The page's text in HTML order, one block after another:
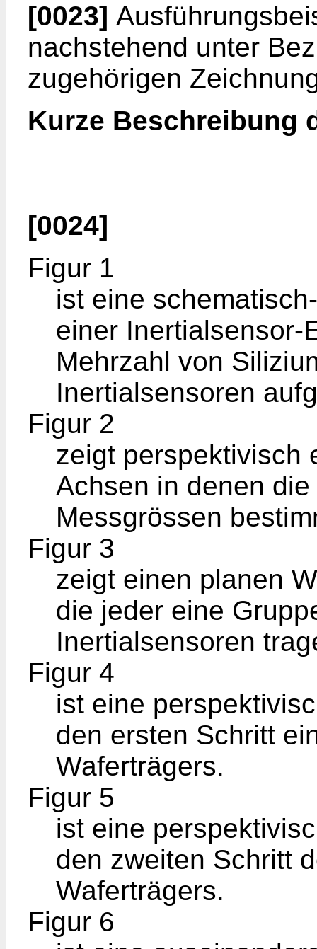
[0023]
nachstehend unter
zugehörigen
Kurze Beschreibung
[0024]
Figur 1
ist eine
einer Inertialsensor-
Mehrzahl von
Inertialsensoren
Figur 2
zeigt perspektivisch
Achsen in denen
Messgrössen
Figur 3
zeigt einen planen
die jeder eine
Inertialsensoren
Figur 4
ist eine
den ersten Schritt
Waferträgers.
Figur 5
ist eine
den zweiten Schritt
Waferträgers.
Figur 6